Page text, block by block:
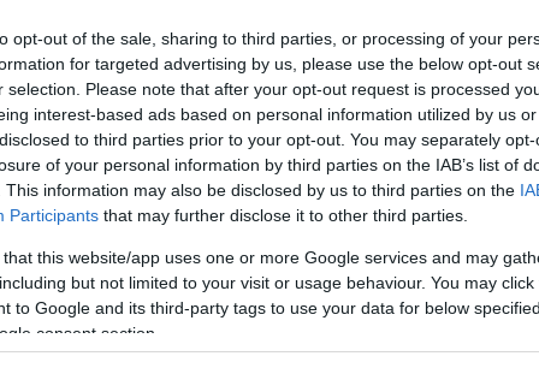
opt-out of the sale, sharing to third parties, or processing of your
for targeted advertising by us, please use the below opt-out
selection. Please note that after your opt-out request is processed
interest-based ads based on personal information utilized by us
to third parties prior to your opt-out. You may separately
of your personal information by third parties on the IAB’s list of
This information may also be disclosed by us to third parties on the
Participants that may further disclose it to other third parties.
that this website/app uses one or more Google services and may
but not limited to your visit or usage behaviour. You may
to Google and its third-party tags to use your data for below
consent section.
darbojas būt ļoti agresīvam pret viņiem un ātri samazināt
līdz brīdim, kad viņus sasniegsiet, tāpēc
mani darām visu laiku video, bet tas nenozīmē,
un tad tās būs neaizsargātas pret kritiskiem sitieniem
pozīciju, lai tās notvertu, bet, ja jums tas izdodas, jūs
tas ir tik apmierinoši ;-)
esat pietiekami attīstījis noteiktu uzdevumu līniju, lai
absorbētāju no visām lietām, kas citādi kaitētu manai
nespēja viens pats tankot gargulas. Īpaši indes
ir saņēmis pārāk daudz sitienu pa galvu, lai zinātu,
no viņa ķiveres iekšpuses var dzirdēt pat vāju